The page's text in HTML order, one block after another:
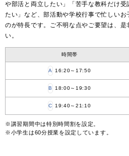
や部活と両立したい」「苦手な教科だけ受
たい」など、部活動や学校行事で忙しい
のが特長です。ご不明な点やご要望は、是
い。
時間帯
A 16:20～17:50
B 18:00～19:30
C 19:40～21:10
※講習期間中は特別時間割を設定。
※小学生は60分授業を設定しています。